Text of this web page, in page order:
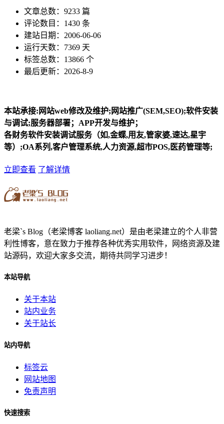
文章总数：9233 篇
评论数目：1430 条
建站日期：2006-06-06
运行天数：7369 天
标签总数：13866 个
最后更新：2026-8-9
本站承接:网站web修改及维护;网站推广(SEM,SEO);软件安装
与调试;服务器部署；APP开发与维护；
各财务软件安装调试服务（如,金蝶,用友,管家婆,速达,星宇
等）;OA系列,客户管理系统,人力资源,超市POS,医药管理等;
立即查看 了解详情
老梁`s Blog（老梁博客 laoliang.net）是由老梁建立的个人非营
利性博客，意在致力于推荐各种优秀实用软件，网络资源及建
站源码，欢迎大家多交流，期待共同学习进步！
本站导航
关于本站
站内业务
关于站长
站内导航
标签云
网站地图
免责声明
快速搜索